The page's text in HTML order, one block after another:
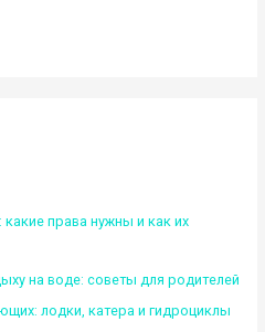
права нужны и как их
на воде: советы для родителей
лодки, катера и гидроциклы